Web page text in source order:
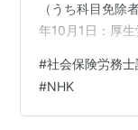
（うち科目免
年10月1日：厚
7年10月14日：
報に合格者受験
トを見ていると
#社会保険労務士
#NHK